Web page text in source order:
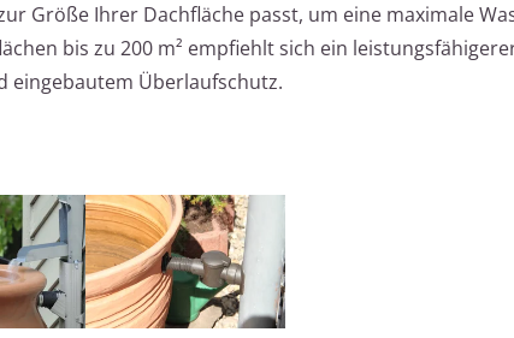
Größe Ihrer Dachfläche passt, um eine maximale
bis zu 200 m² empfiehlt sich ein
eingebautem Überlaufschutz.